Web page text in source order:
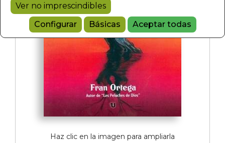
Ver no imprescindibles
Configurar
Básicas Aceptar todas
Haz clic en la imagen para ampliarla